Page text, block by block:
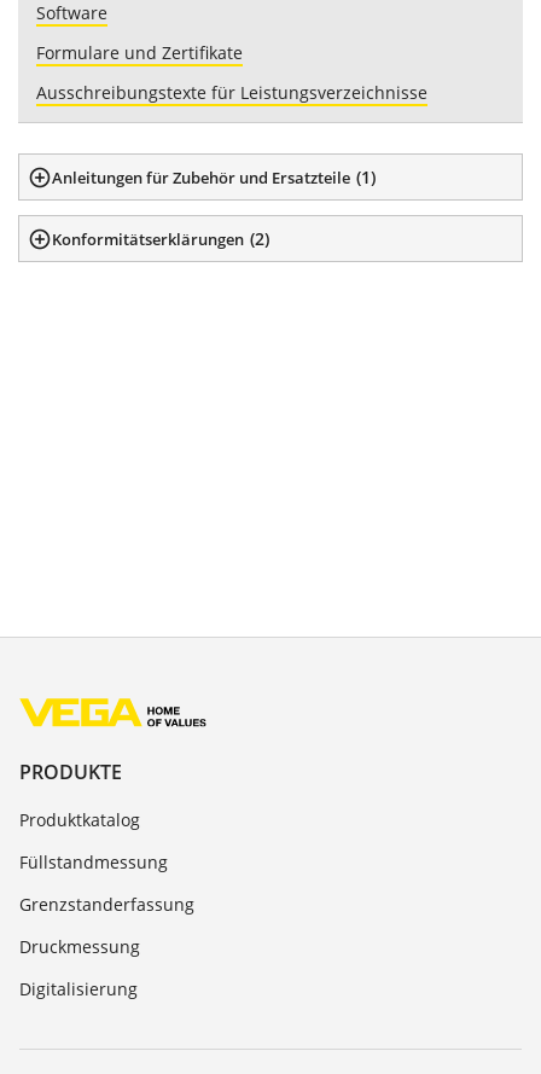
Software
Formulare und Zertifikate
Ausschreibungstexte für Leistungsverzeichnisse
Anleitungen für Zubehör und Ersatzteile (1)
Konformitätserklärungen (2)
PRODUKTE
Produktkatalog
Füllstandmessung
Grenzstanderfassung
Druckmessung
Digitalisierung